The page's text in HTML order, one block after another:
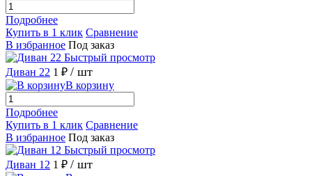
Подробнее
Купить в 1 клик Сравнение
В избранное Под заказ
Быстрый просмотр
Диван 22 1 ₽ / шт
В корзину
Подробнее
Купить в 1 клик Сравнение
В избранное Под заказ
Быстрый просмотр
Диван 12 1 ₽ / шт